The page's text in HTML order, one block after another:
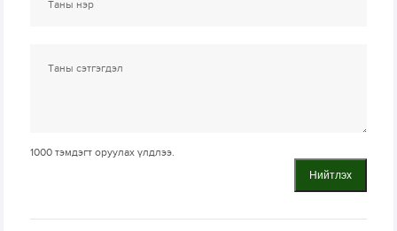
1000 тэмдэгт оруулах үлдлээ.
Нийтлэх